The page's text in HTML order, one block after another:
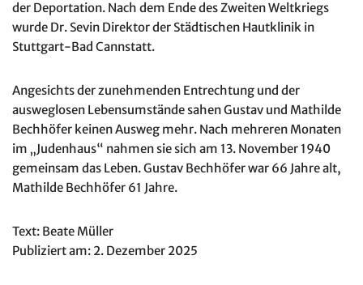
der Deportation. Nach dem Ende des Zweiten Weltkriegs
wurde Dr. Sevin Direktor der Städtischen Hautklinik in
Stuttgart-Bad Cannstatt.
Angesichts der zunehmenden Entrechtung und der
ausweglosen Lebensumstände sahen Gustav und Mathilde
Bechhöfer keinen Ausweg mehr. Nach mehreren Monaten
im „Judenhaus“ nahmen sie sich am 13. November 1940
gemeinsam das Leben. Gustav Bechhöfer war 66 Jahre alt,
Mathilde Bechhöfer 61 Jahre.
Text: Beate Müller
Publiziert am: 2. Dezember 2025